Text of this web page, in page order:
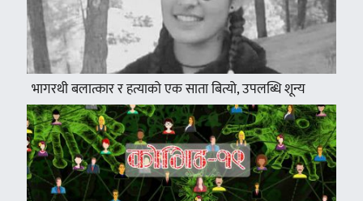
भागरथी बलात्कार र हत्याको एक साता बित्यो, उपलब्धि शून्य